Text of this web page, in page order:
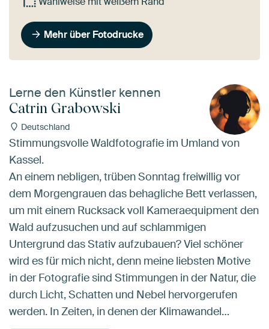
Mehr über Fotodrucke
Lerne den Künstler kennen
Catrin Grabowski
Deutschland
Stimmungsvolle Waldfotografie im Umland von
Kassel.
An einem nebligen, trüben Sonntag freiwillig vor
dem Morgengrauen das behagliche Bett verlassen,
um mit einem Rucksack voll Kameraequipment den
Wald aufzusuchen und auf schlammigen
Untergrund das Stativ aufzubauen? Viel schöner
wird es für mich nicht, denn meine liebsten Motive
in der Fotografie sind Stimmungen in der Natur, die
durch Licht, Schatten und Nebel hervorgerufen
werden. In Zeiten, in denen der Klimawandel…